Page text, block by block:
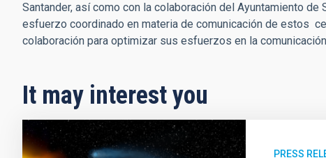
Santander, así como con la colaboración del Ayuntamiento
esfuerzo coordinado en materia de comunicación de estos
colaboración para optimizar sus esfuerzos en la
It may interest you
PRESS